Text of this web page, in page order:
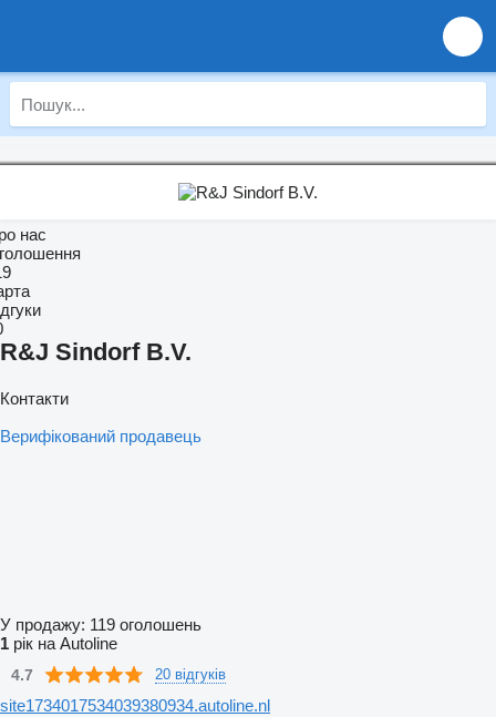
нас
R&J Sindorf B.V.
Контакти
Верифікований продавець
У продажу: 119 оголошень
1 рік на Autoline
4.7 20 відгуків
site1734017534039380934.autoline.nl